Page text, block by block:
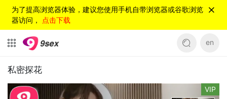
为了提高浏览器体验，建议您使用手机自带浏览器或谷歌浏览
器访问， 点击下载
en
私密探花
VIP